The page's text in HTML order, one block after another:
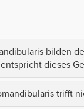
bilden
dieses
trifft